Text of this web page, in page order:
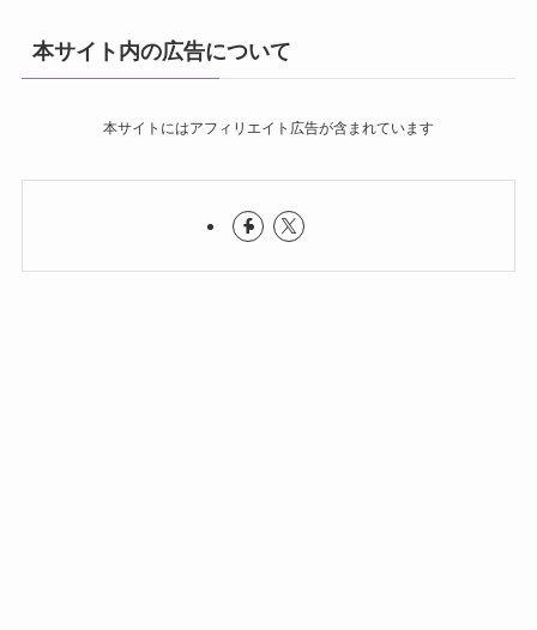
本サイト内の広告について
本サイトにはアフィリエイト広告が含まれています